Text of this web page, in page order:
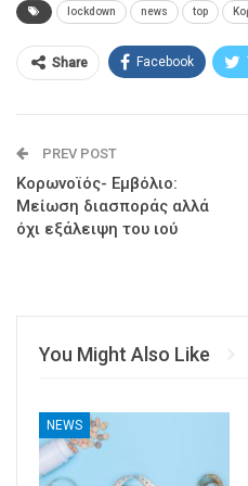
lockdown news top
Share Facebook
PREV POST
Κορωνοϊός- Εμβόλιο:
Μείωση διασποράς αλλά
όχι εξάλειψη του ιού
You Might Also Like
NEWS